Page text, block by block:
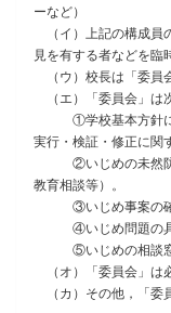
ーなど）
（イ）上記の構成員
見を有する者などを臨
（ウ）校長は「委員
（エ）「委員会」は
①学校基本方針に基
実行・検証・修正に関
②いじめの未然防止
教育相談等）。
③いじめ事案の確認
④いじめ問題の具体
⑤いじめの相談窓口
（オ）「委員会」は
（カ）その他，「委